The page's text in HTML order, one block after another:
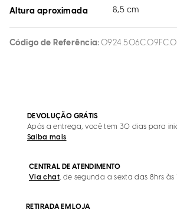
Altura aproximada 8,5 cm
Código de Referência
DEVOLUÇÃO GRÁTIS
Após a entrega, você tem 30 dias para
Saiba mais
CENTRAL DE ATENDIMENTO
Via chat, de segunda a sexta das 8hrs às
RETIRADA EM LOJA